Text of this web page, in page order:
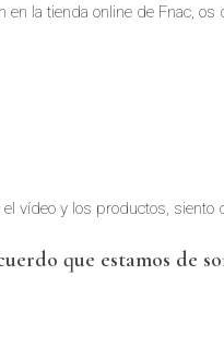
en la tienda online de Fnac,
vídeo y los productos, siento
que estamos de